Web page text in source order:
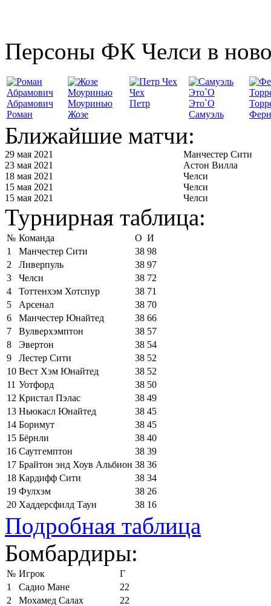
Персоны ФК Челси в
Абрамович
Роман
Моуринью
Жозе
Чех
Петр
Это`О
Самуэль
Ближайшие матчи:
29 мая 2021
Манчестер Сити
23 мая 2021
Астон Вилла
18 мая 2021
Челси
15 мая 2021
Челси
15 мая 2021
Челси
Турнирная таблица:
№ Команда О И
1
Манчестер Сити 38 98
2
Ливерпуль 38 97
3
Челси 38 72
4
Тоттенхэм Хотспур 38 71
5
Арсенал 38 70
6
Манчестер Юнайтед 38 66
7
Вулверхэмптон 38 57
8
Эвертон 38 54
9
Лестер Сити 38 52
10 Вест Хэм Юнайтед 38 52
11 Уотфорд 38 50
12 Кристал Пэлас 38 49
13 Ньюкасл Юнайтед 38 45
14 Борнмут 38 45
15 Бёрнли 38 40
16 Саутгемптон 38 39
17 Брайтон энд Хоув Альбион 38 36
18 Кардифф Сити 38 34
19 Фулхэм 38 26
20 Хаддерсфилд Таун 38 16
Подробная таблица
Бомбардиры:
№ Игрок
Г
1
Садио Мане
22
2
Мохамед Салах
22